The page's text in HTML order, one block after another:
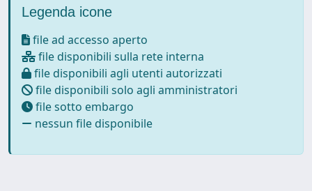
Legenda icone
file ad accesso aperto
file disponibili sulla rete interna
file disponibili agli utenti autorizzati
file disponibili solo agli amministratori
file sotto embargo
nessun file disponibile